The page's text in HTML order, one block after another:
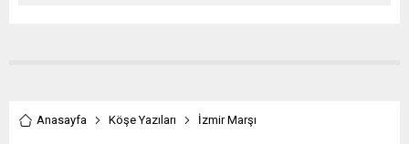
Anasayfa Köşe Yazıları İzmir Marşı